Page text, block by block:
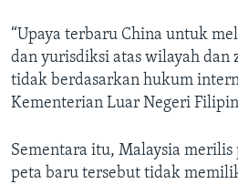
“Upaya terbaru China untuk
dan yurisdiksi atas wilayah
tidak berdasarkan hukum
Kementerian Luar Negeri
Sementara itu, Malaysia merilis
peta baru tersebut tidak